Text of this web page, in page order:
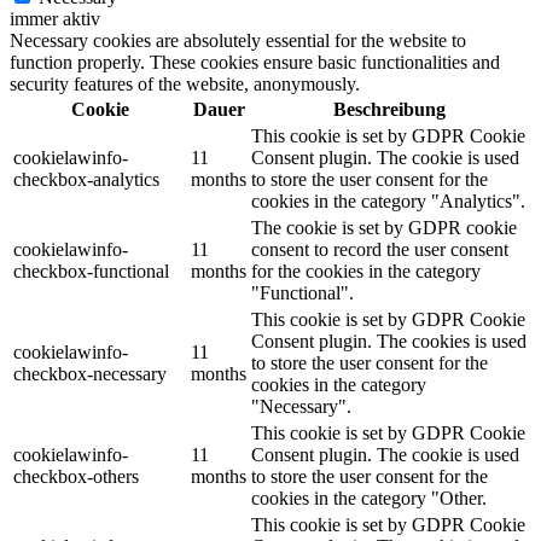
immer aktiv
Necessary cookies are absolutely essential for the website to
function properly. These cookies ensure basic functionalities and
security features of the website, anonymously.
Cookie
Dauer Beschreibung
cookielawinfo-
checkbox-analytics
11
months
This cookie is set by GDPR Cookie
Consent plugin. The cookie is used
to store the user consent for the
cookies in the category "Analytics".
cookielawinfo-
checkbox-functional
11
months
The cookie is set by GDPR cookie
consent to record the user consent
for the cookies in the category
"Functional".
cookielawinfo-
checkbox-necessary
11
months
This cookie is set by GDPR Cookie
Consent plugin. The cookies is used
to store the user consent for the
cookies in the category
"Necessary".
cookielawinfo-
checkbox-others
11
months
This cookie is set by GDPR Cookie
Consent plugin. The cookie is used
to store the user consent for the
cookies in the category "Other.
This cookie is set by GDPR Cookie